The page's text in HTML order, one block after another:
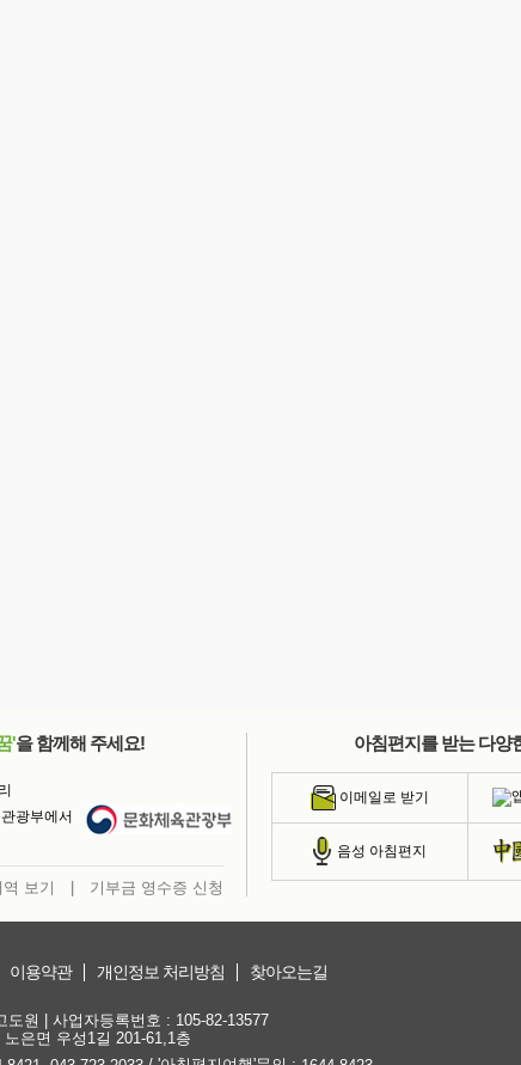
'을 함께해 주세요!
광부에서
보기 기부금 영수증 신청
아침편지를 받는 다양
이메일로 받기
음성 아침편지
이용약관 개인정보 처리방침 찾아오는길
원 | 사업자등록번호 : 105-82-13577
은면 우성1길 201-61,1층